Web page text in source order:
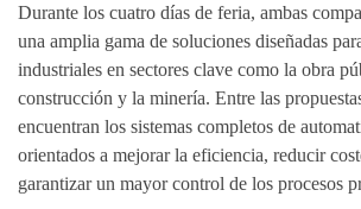
Durante los cuatro días de feria, ambas
una amplia gama de soluciones diseñadas
industriales en sectores clave como la obra
construcción y la minería. Entre las
encuentran los sistemas completos de
orientados a mejorar la eficiencia, reducir
garantizar un mayor control de los procesos